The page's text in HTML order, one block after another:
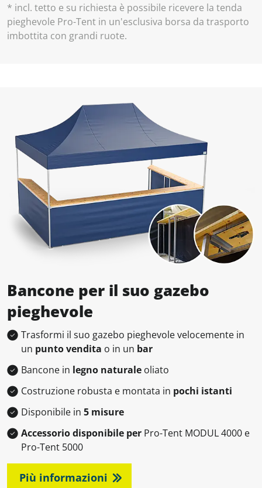
* incl. tetto e su richiesta è possibile ricevere la tenda
pieghevole Pro-Tent in un'esclusiva borsa da trasporto
imbottita con grandi ruote.
Bancone per il suo gazebo
pieghevole
Trasformi il suo gazebo pieghevole velocemente in
un punto vendita o in un bar
Bancone in legno naturale oliato
Costruzione robusta e montata in pochi istanti
Disponibile in 5 misure
Accessorio disponibile per Pro-Tent MODUL 4000 e
Pro-Tent 5000
Più informazioni